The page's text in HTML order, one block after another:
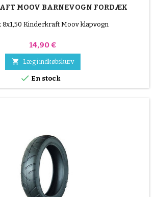
MOOV BARNEVOGN FORDÆK
Kinderkraft Moov klapvogn
Pris
14,90 €
 Læg i indkøbskurv
 En stock